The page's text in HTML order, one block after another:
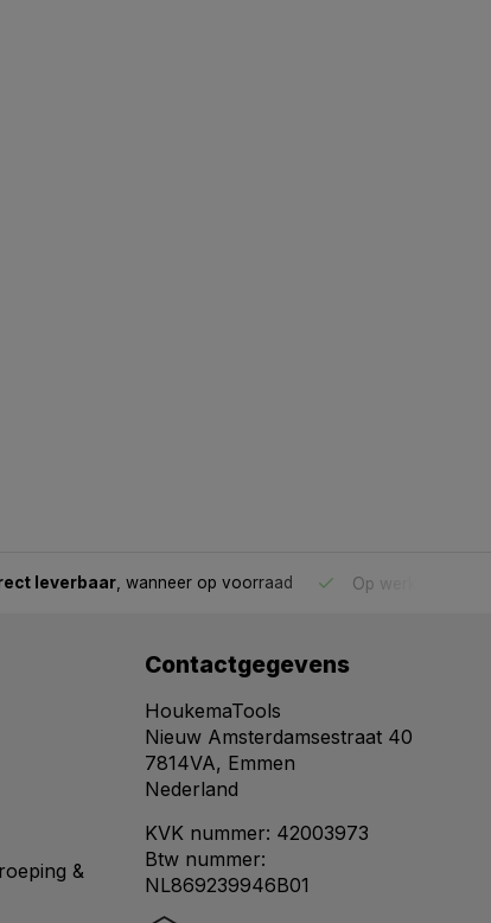
leverbaar , wanneer op voorraad Op werkdagen
&
Contactgegevens
HoukemaTools
Nieuw Amsterdamsestraat 40
7814VA, Emmen
Nederland
KVK nummer: 42003973
Btw nummer:
NL869239946B01